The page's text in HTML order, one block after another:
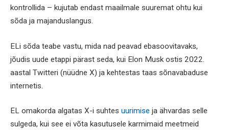
kontrollida – kujutab endast maailmale suuremat ohtu kui
sõda ja majanduslangus.
ELi sõda teabe vastu, mida nad peavad ebasoovitavaks,
jõudis uude etappi pärast seda, kui Elon Musk ostis 2022.
aastal Twitteri (nüüdne X) ja kehtestas taas sõnavabaduse
internetis.
EL omakorda algatas X-i suhtes uurimise ja ähvardas selle
sulgeda, kui see ei võta kasutusele karmimaid meetmeid